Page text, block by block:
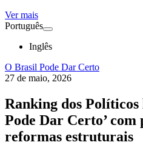
Ver mais
Português
Inglês
O Brasil Pode Dar Certo
27 de maio, 2026
Ranking dos Políticos
Pode Dar Certo’ com
reformas estruturais